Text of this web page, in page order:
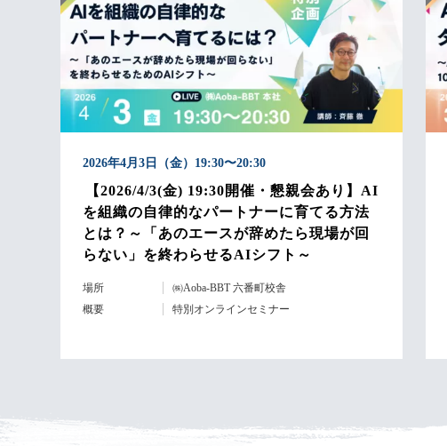
2026年4月3日（金）19:30〜20:30
【2026/4/3(金) 19:30開催・懇親会あり】AI
を組織の自律的なパートナーに育てる方法
とは？～「あのエースが辞めたら現場が回
らない」を終わらせるAIシフト～
場所
㈱Aoba-BBT 六番町校舎
概要
特別オンラインセミナー